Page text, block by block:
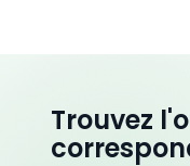
Trouvez